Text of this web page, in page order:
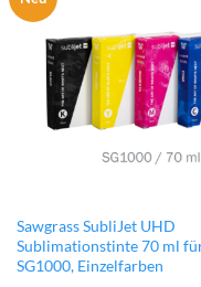
Sawgrass SubliJet UHD
Sublimationstinte 70 ml
SG1000, Einzelfarben
Dieses
Produkt
weist